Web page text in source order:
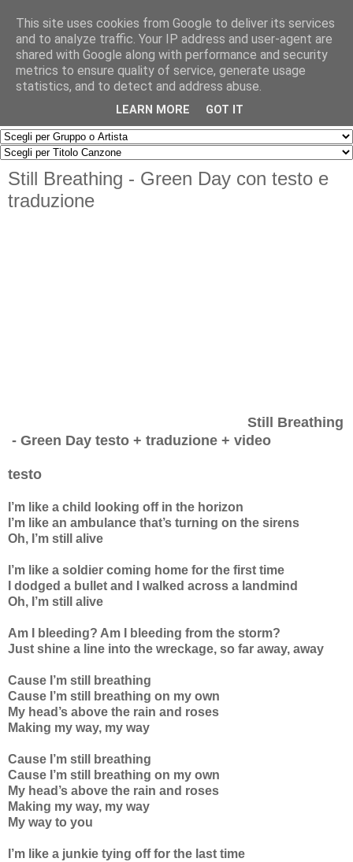
Still Breathing - Green Day con testo e
traduzione
Still Breathing
- Green Day testo + traduzione + video
testo
I’m like a child looking off in the horizon
I’m like an ambulance that’s turning on the sirens
Oh, I’m still alive
I’m like a soldier coming home for the first time
I dodged a bullet and I walked across a landmind
Oh, I’m still alive
Am I bleeding? Am I bleeding from the storm?
Just shine a line into the wreckage, so far away, away
Cause I’m still breathing
Cause I’m still breathing on my own
My head’s above the rain and roses
Making my way, my way
Cause I’m still breathing
Cause I’m still breathing on my own
My head’s above the rain and roses
Making my way, my way
My way to you
I’m like a junkie tying off for the last time
This site uses cookies from Google to deliver its services
and to analyze traffic. Your IP address and user-agent are
shared with Google along with performance and security
metrics to ensure quality of service, generate usage
statistics, and to detect and address abuse.
LEARN MORE GOT IT